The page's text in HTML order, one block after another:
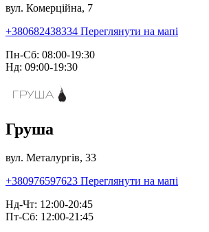
вул. Комерційна, 7
+380682438334 Переглянути на мапі
Пн-Сб: 08:00-19:30
Нд: 09:00-19:30
Груша
вул. Металургів, 33
+380976597623 Переглянути на мапі
Нд-Чт: 12:00-20:45
Пт-Сб: 12:00-21:45